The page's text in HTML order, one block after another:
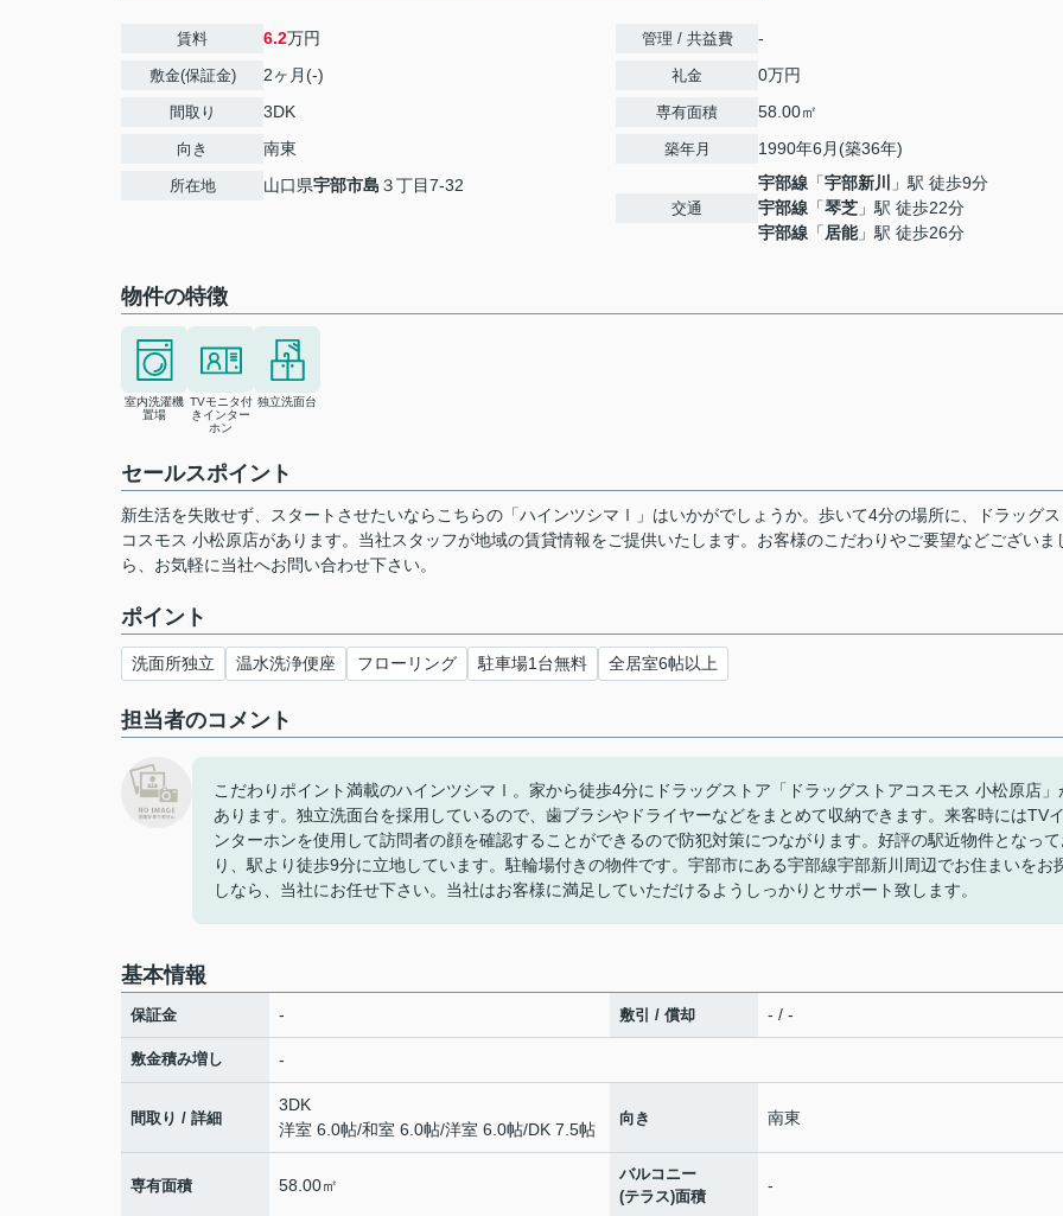
賃料 6.2万円
敷金(保証金) 2ヶ月(-)
間取り 3DK
向き 南東
所在地 山口県宇部市島 ３丁目7-32
管理 / 共益費 -
礼金 0万円
専有面積 58.00㎡
築年月 1990年6月(築36年)
交通
宇部線 「宇部新川
」駅 徒歩9分
宇部線 「琴芝 」駅 徒歩22分
宇部線 「 居能」駅 徒歩26分
物件の特徴
室内洗濯機
置場
TVモニタ付
きインター
ホン
独立洗面台
セールスポイント
新生活を失敗せず、スタートさせたいならこちらの「ハインツシマⅠ」はいかがでしょうか。歩いて4分の場所に、ドラッグス
コスモス 小松原店があります。当社スタッフが地域の賃貸情報をご提供いたします。お客様のこだわりやご要望などございま
ら、お気軽に当社へお問い合わせ下さい。
ポイント
洗面所独立 温水洗浄便座 フローリング 駐車場1台無料 全居室6帖以上
担当者のコメント
こだわりポイント満載のハインツシマⅠ。家から徒歩4分にドラッグストア「ドラッグストアコスモス 小松原店」
あります。独立洗面台を採用しているので、歯ブラシやドライヤーなどをまとめて収納できます。来客時にはTVイ
ンターホンを使用して訪問者の顔を確認することができるので防犯対策につながります。好評の駅近物件となって
り、駅より徒歩9分に立地しています。駐輪場付きの物件です。宇部市にある宇部線宇部新川周辺でお住まいをお
しなら、当社にお任せ下さい。当社はお客様に満足していただけるようしっかりとサポート致します。
基本情報
保証金 - 敷引 / 償却 - / -
敷金積み増し -
間取り / 詳細
3DK
洋室 6.0帖/和室 6.0帖/洋室 6.0帖/DK 7.5帖
向き 南東
専有面積 58.00㎡
バルコニー
(テラス)面積
-